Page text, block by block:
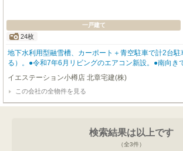
一戸建て
24枚
地下水利用型融雪槽、カーポート＋青空駐車で計2台駐
る）。●令和7年6月リビングのエアコン新設。●南向き
代も節約できます。●令和4～5年頃にリビングのクロス
の際は【物件番号33479】とお伝えいただけるとスム
イエステーション小樽店 北章宅建(株)
この会社の全物件を見る
検索結果は以上です
（全3件）